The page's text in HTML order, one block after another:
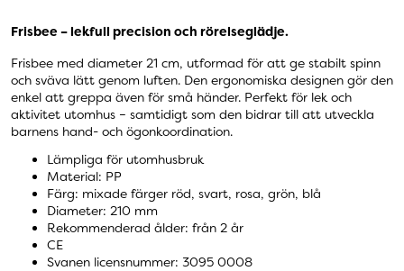
Frisbee – lekfull precision och rörelseglädje.
Frisbee med diameter 21 cm, utformad för att ge stabilt spinn
och sväva lätt genom luften. Den ergonomiska designen gör den
enkel att greppa även för små händer. Perfekt för lek och
aktivitet utomhus – samtidigt som den bidrar till att utveckla
barnens hand- och ögonkoordination.
Lämpliga för utomhusbruk
Material: PP
Färg: mixade färger röd, svart, rosa, grön, blå
Diameter: 210 mm
Rekommenderad ålder: från 2 år
CE
Svanen licensnummer: 3095 0008